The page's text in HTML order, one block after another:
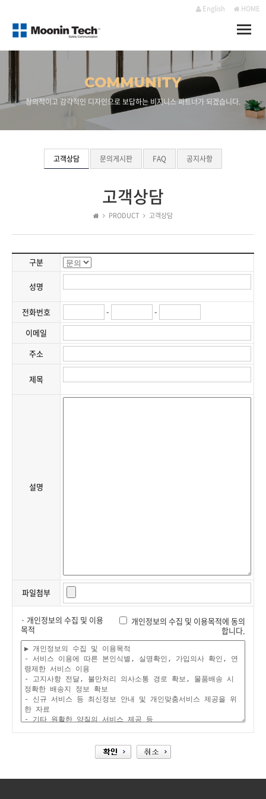
English HOME
Toggle
COMMUNITY
창의적이고 감각적인 디자인으로 보답하는 비지니스 파트너가 되겠습니다.
고객상담 문의게시판 FAQ 공지사항
고객상담
PRODUCT 고객상담
구분
성명
전화번호 -
-
이메일
주소
제목
설명
파일첨부
· 개인정보의 수집 및 이용
목적
개인정보의 수집 및 이용목적에 동의
합니다.